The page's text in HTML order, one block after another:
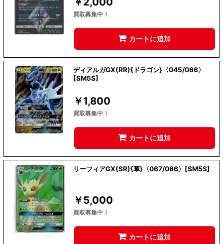
買取募集中！
カートに追加
ディアルガGX(RR){ドラゴン}〈045/066〉
[SM5S]
￥1,800
買取募集中！
カートに追加
リーフィアGX(SR){草}〈067/066〉[SM5S]
￥5,000
買取募集中！
カートに追加